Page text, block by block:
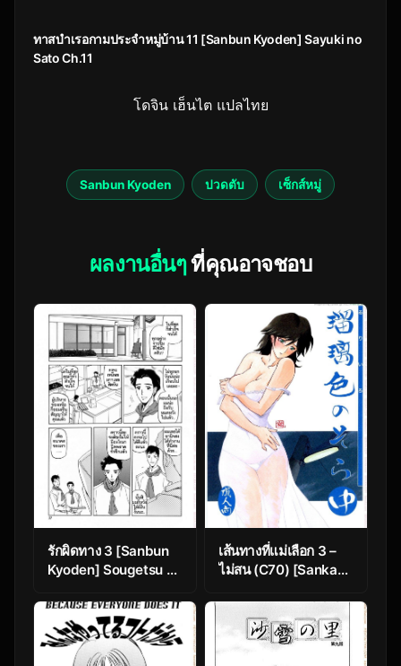
ทาสบำเรอกามประจำหมู่บ้าน 11 [Sanbun Kyoden] Sayuki no
Sato Ch.11
โดจิน เฮ็นไต แปลไทย
Sanbun Kyoden ปวดตับ เซ็กส์หมู่
ผลงานอื่นๆที่คุณอาจชอบ
รักผิดทาง 3 [Sanbun
Kyoden] Sougetsu no
Sougetsu Ch.3
เส้นทางที่แม่เลือก 3 –
ไม่สน (C70) [Sankaku
Kyoden)] Ruriiro no
Sora – Chuu (Azure
Sky Vol 3)